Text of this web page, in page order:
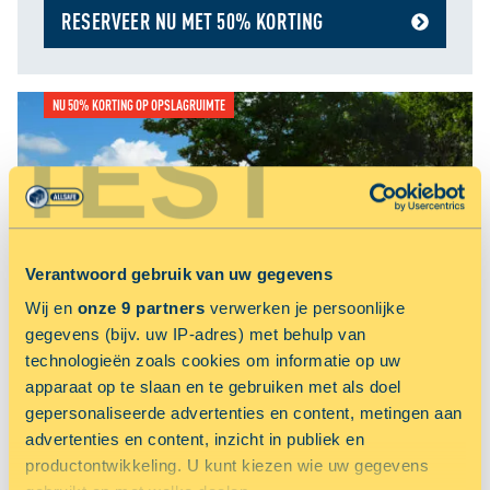
TEST
Verantwoord gebruik van uw gegevens
Wij en onze 9 partners verwerken je persoonlijke
gegevens (bijv. uw IP-adres) met behulp van
technologieën zoals cookies om informatie op uw
apparaat op te slaan en te gebruiken met als doel
gepersonaliseerde advertenties en content, metingen aan
advertenties en content, inzicht in publiek en
productontwikkeling. U kunt kiezen wie uw gegevens
RESERVEER NU MET 50% KORTING
NU 50% KORTING OP OPSLAGRUIMTE
ALMERE BUITEN
Oliemolenstraat 1
RESERVEER NU MET 50% KORTING